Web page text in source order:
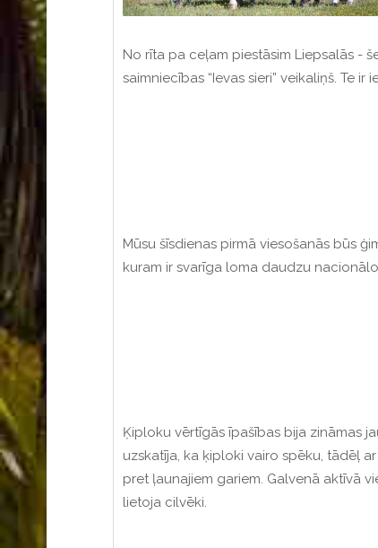
No rīta pa ceļam piestāsim Liepsalās -
saimniecības “Ievas sieri” veikaliņš. Te
Mūsu šīsdienas pirmā viesošanās būs
kuram ir svarīga loma daudzu
Ķiploku vērtīgās īpašības bija zināmas
uzskatīja, ka ķiploki vairo spēku, tādēļ
pret ļaunajiem gariem. Galvenā aktīvā
lietoja cilvēki.